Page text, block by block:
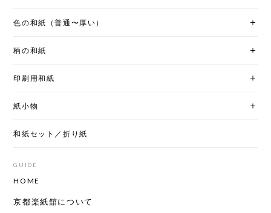
色の和紙（普通〜厚い）
柄の和紙
印刷用和紙
紙小物
和紙セット／折り紙
GUIDE
HOME
京都楽紙舘について